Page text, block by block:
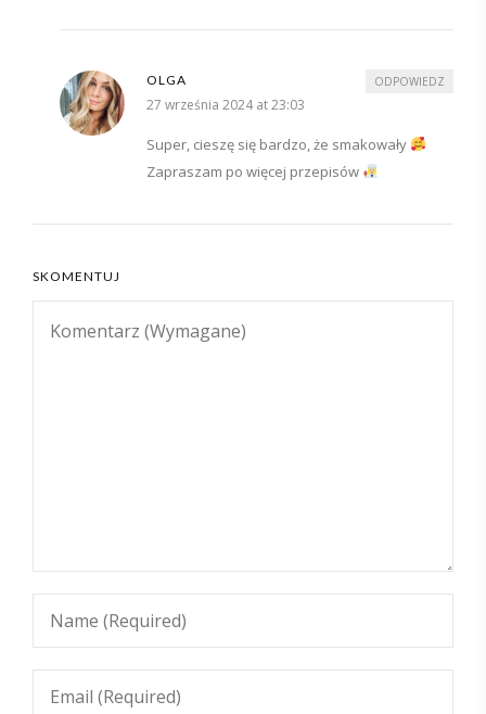
OLGA
27 września 2024 at 23:03
Super, cieszę się bardzo, że smakowały
Zapraszam po więcej przepisów
ODPOWIEDZ
SKOMENTUJ